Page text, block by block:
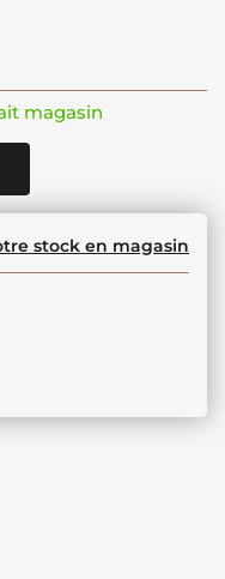
magasin
stock en magasin